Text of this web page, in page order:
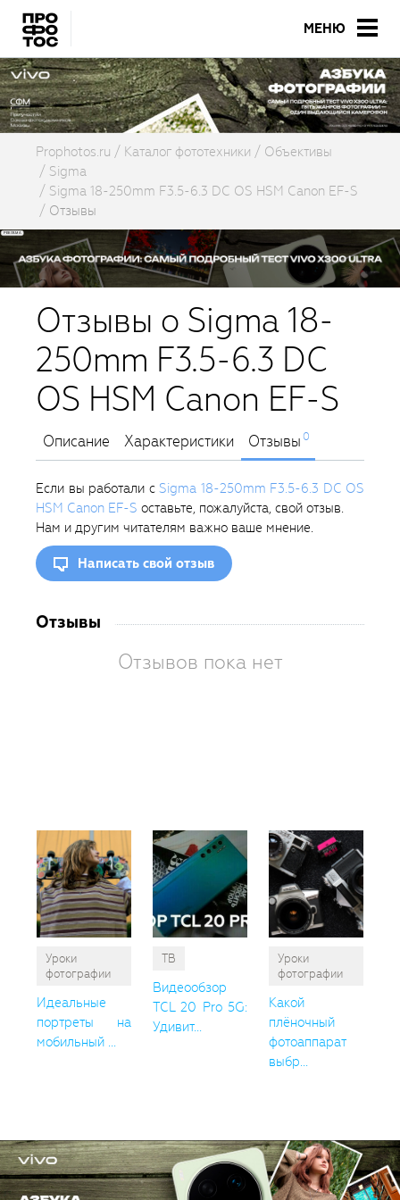
МЕНЮ
Prophotos.ru Каталог фототехники
Объективы
Sigma
Sigma 18-250mm F3.5-6.3 DC OS HSM Canon EF-S
Отзывы
Отзывы о Sigma 18-
250mm F3.5-6.3 DC
OS HSM Canon EF-S
Описание Характеристики Отзывы0
Если вы работали с Sigma 18-250mm F3.5-6.3 DC OS
HSM Canon EF-S оставьте, пожалуйста, свой отзыв.
Нам и другим читателям важно ваше мнение.
Написать свой отзыв
Отзывы
Отзывов пока нет
Уроки
фотографии
Идеальные
портреты на
мобильный ...
ТВ
Видеообзор
TCL 20 Pro 5G:
Удивит...
Уроки
фотографии
Какой
плёночный
фотоаппарат
выбр...